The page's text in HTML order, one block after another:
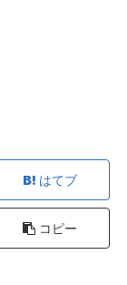
はてブ
コピー